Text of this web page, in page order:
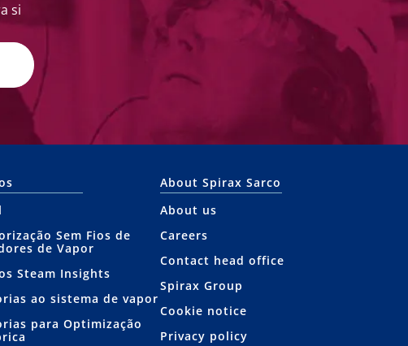
si
Sem Fios de
de Vapor
Steam Insights
ao sistema de vapor
para Optimização
About Spirax Sarco
About us
Careers
Contact head office
Spirax Group
Cookie notice
Privacy policy